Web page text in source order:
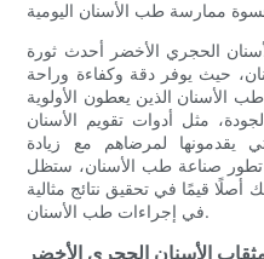
الحجري الأخضر أحدث ثورة
حيث يوفر دقة وكفاءة وراحة
الأسنان الذين يعطون الأولوية
مثل أدوات تقويم الأسنان
يقدمونها لمرضاهم مع زيادة
تطور صناعة طب الأسنان، ستظل
قيمًا في تحقيق نتائج مثالية
في إجراءات طب الأسنان.
مثقاب الأسنان الحجري الأخضر